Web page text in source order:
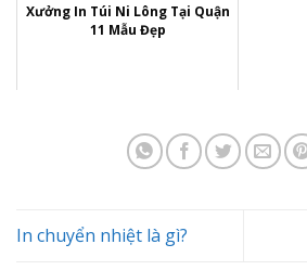
Xưởng In Túi Ni Lông Tại Quận
11 Mẫu Đẹp
In chuyển nhiệt là gì?